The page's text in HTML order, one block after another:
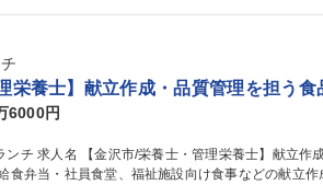
いを実感できます。栄養士・管理栄養士の専門知
種 栄養士・管理栄養士│大手メーカーの商品管理・商品開
栄養士】献立作成・品質管理を担う
6000円
を担う食品製造の